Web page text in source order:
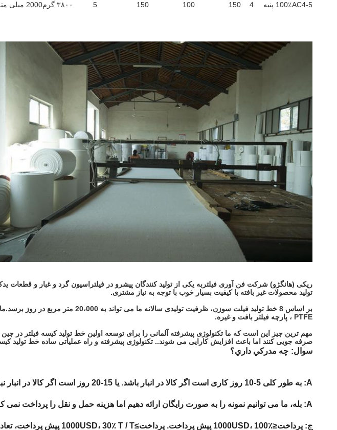
AC4-5100٪ پنبه 4
150
100
150
5 ۳۸۰۰ گرم 2000 میلی متر
ریکی (هانگژو) شرکت فن آوری فیلتر
تولید محصولات غیر بافته با کیفیت بسیار خوب با توجه به نیاز مشتری.
PTFE ، پارچه فیلتر بافت و غیره.
مهم ترین چیز این است که ما تکنولوژی پیشرفته آلمانی را برای توسعه اولین خط تولید کیسه فیلتر در
صرفه جویی کنند اما باعث افزایش کارایی می شوند.. تکنولوژی پیشرفته و راه عملیاتی ساده خط تولید
سوال: چه مدرکي داري؟
A: به طور کلی 5-10 روز کاری است اگر کالا در انبار باشد. یا 15-20 روز است اگر کالا در انبار نباشد. بستگی به کمیت دارد.
A: بله، ما می توانیم نمونه را به صورت رایگان ارائه دهیم اما هزینه حمل و نقل را پرداخت نمی کنیم.
ج: پرداخت≤1000USD، 100٪ پیش پرداخت. پرداخت≥1000USD، 30٪ T / T پیش پرداخت، تعادل قبل از ارسال.